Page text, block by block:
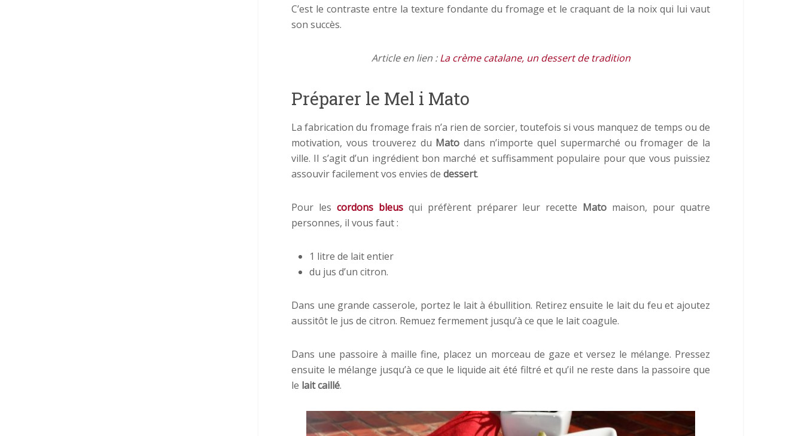
C’est le contraste entre la texture fondante du fromage et le craquant de la noix qui lui vaut
son succès.
Article en lien :La crème catalane, un dessert de tradition
Préparer le Mel i Mato
La fabrication du fromage frais n’a rien de sorcier, toutefois si vous manquez de temps ou de
motivation, vous trouverez du Mato dans n’importe quel supermarché ou fromager de la
ville. Il s’agit d’un ingrédient bon marché et suffisamment populaire pour que vous puissiez
assouvir facilement vos envies de dessert.
Pour les cordons bleusqui préfèrent préparer leur recette Mato maison, pour quatre
personnes, il vous faut :
1 litre de lait entier
du jus d’un citron.
Dans une grande casserole, portez le lait à ébullition. Retirez ensuite le lait du feu et ajoutez
aussitôt le jus de citron. Remuez fermement jusqu’à ce que le lait coagule.
Dans une passoire à maille fine, placez un morceau de gaze et versez le mélange. Pressez
ensuite le mélange jusqu’à ce que le liquide ait été filtré et qu’il ne reste dans la passoire que
le lait caillé.